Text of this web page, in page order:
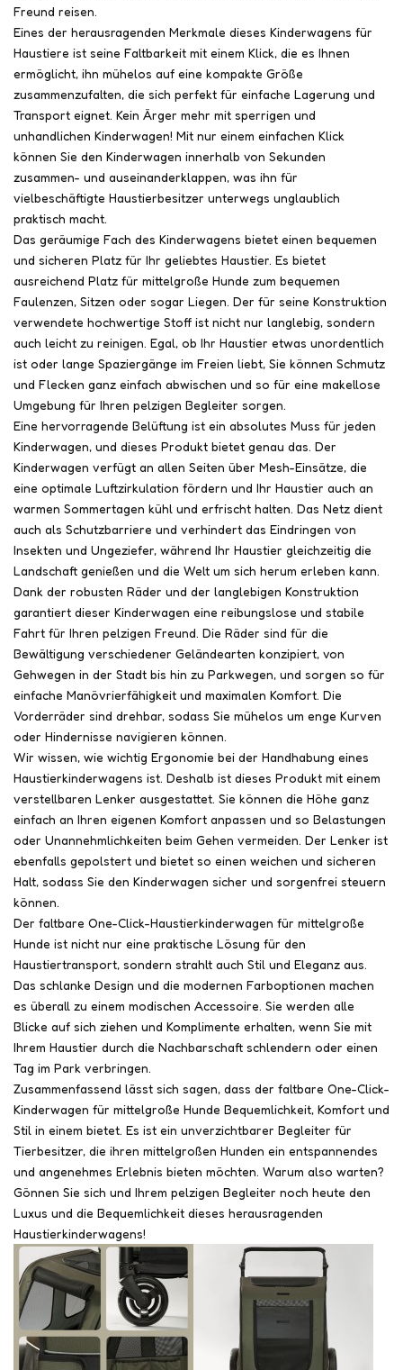
Freund reisen.
Eines der herausragenden Merkmale dieses Kinderwagens für
Haustiere ist seine Faltbarkeit mit einem Klick, die es Ihnen
ermöglicht, ihn mühelos auf eine kompakte Größe
zusammenzufalten, die sich perfekt für einfache Lagerung und
Transport eignet. Kein Ärger mehr mit sperrigen und
unhandlichen Kinderwagen! Mit nur einem einfachen Klick
können Sie den Kinderwagen innerhalb von Sekunden
zusammen- und auseinanderklappen, was ihn für
vielbeschäftigte Haustierbesitzer unterwegs unglaublich
praktisch macht.
Das geräumige Fach des Kinderwagens bietet einen bequemen
und sicheren Platz für Ihr geliebtes Haustier. Es bietet
ausreichend Platz für mittelgroße Hunde zum bequemen
Faulenzen, Sitzen oder sogar Liegen. Der für seine Konstruktion
verwendete hochwertige Stoff ist nicht nur langlebig, sondern
auch leicht zu reinigen. Egal, ob Ihr Haustier etwas unordentlich
ist oder lange Spaziergänge im Freien liebt, Sie können Schmutz
und Flecken ganz einfach abwischen und so für eine makellose
Umgebung für Ihren pelzigen Begleiter sorgen.
Eine hervorragende Belüftung ist ein absolutes Muss für jeden
Kinderwagen, und dieses Produkt bietet genau das. Der
Kinderwagen verfügt an allen Seiten über Mesh-Einsätze, die
eine optimale Luftzirkulation fördern und Ihr Haustier auch an
warmen Sommertagen kühl und erfrischt halten. Das Netz dient
auch als Schutzbarriere und verhindert das Eindringen von
Insekten und Ungeziefer, während Ihr Haustier gleichzeitig die
Landschaft genießen und die Welt um sich herum erleben kann.
Dank der robusten Räder und der langlebigen Konstruktion
garantiert dieser Kinderwagen eine reibungslose und stabile
Fahrt für Ihren pelzigen Freund. Die Räder sind für die
Bewältigung verschiedener Geländearten konzipiert, von
Gehwegen in der Stadt bis hin zu Parkwegen, und sorgen so für
einfache Manövrierfähigkeit und maximalen Komfort. Die
Vorderräder sind drehbar, sodass Sie mühelos um enge Kurven
oder Hindernisse navigieren können.
Wir wissen, wie wichtig Ergonomie bei der Handhabung eines
Haustierkinderwagens ist. Deshalb ist dieses Produkt mit einem
verstellbaren Lenker ausgestattet. Sie können die Höhe ganz
einfach an Ihren eigenen Komfort anpassen und so Belastungen
oder Unannehmlichkeiten beim Gehen vermeiden. Der Lenker ist
ebenfalls gepolstert und bietet so einen weichen und sicheren
Halt, sodass Sie den Kinderwagen sicher und sorgenfrei steuern
können.
Der faltbare One-Click-Haustierkinderwagen für mittelgroße
Hunde ist nicht nur eine praktische Lösung für den
Haustiertransport, sondern strahlt auch Stil und Eleganz aus.
Das schlanke Design und die modernen Farboptionen machen
es überall zu einem modischen Accessoire. Sie werden alle
Blicke auf sich ziehen und Komplimente erhalten, wenn Sie mit
Ihrem Haustier durch die Nachbarschaft schlendern oder einen
Tag im Park verbringen.
Zusammenfassend lässt sich sagen, dass der faltbare One-Click-
Kinderwagen für mittelgroße Hunde Bequemlichkeit, Komfort und
Stil in einem bietet. Es ist ein unverzichtbarer Begleiter für
Tierbesitzer, die ihren mittelgroßen Hunden ein entspannendes
und angenehmes Erlebnis bieten möchten. Warum also warten?
Gönnen Sie sich und Ihrem pelzigen Begleiter noch heute den
Luxus und die Bequemlichkeit dieses herausragenden
Haustierkinderwagens!